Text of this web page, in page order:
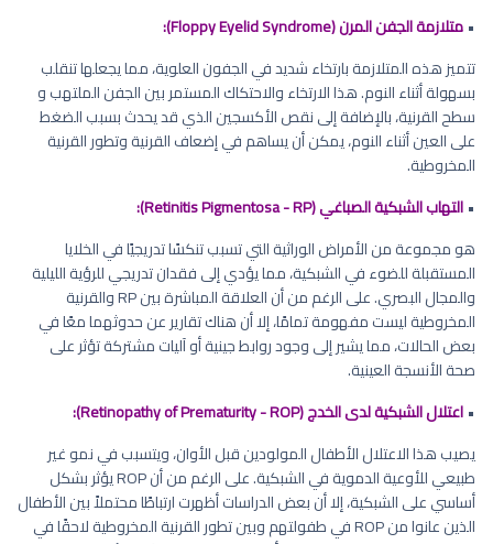
•متلازمة الجفن المرن (Floppy Eyelid Syndrome):
تتميز هذه المتلازمة بارتخاء شديد في الجفون العلوية، مما يجعلها تنقلب
بسهولة أثناء النوم. هذا الارتخاء والاحتكاك المستمر بين الجفن الملتهب و
سطح القرنية، بالإضافة إلى نقص الأكسجين الذي قد يحدث بسبب الضغط
على العين أثناء النوم، يمكن أن يساهم في إضعاف القرنية وتطور القرنية
المخروطية.
•التهاب الشبكية الصباغي (Retinitis Pigmentosa - RP):
هو مجموعة من الأمراض الوراثية التي تسبب تنكسًا تدريجيًا في الخلايا
المستقبلة للضوء في الشبكية، مما يؤدي إلى فقدان تدريجي للرؤية الليلية
والمجال البصري. على الرغم من أن العلاقة المباشرة بين RP والقرنية
المخروطية ليست مفهومة تمامًا، إلا أن هناك تقارير عن حدوثهما معًا في
بعض الحالات، مما يشير إلى وجود روابط جينية أو آليات مشتركة تؤثر على
صحة الأنسجة العينية.
•اعتلال الشبكية لدى الخدج (Retinopathy of Prematurity - ROP):
يصيب هذا الاعتلال الأطفال المولودين قبل الأوان، ويتسبب في نمو غير
طبيعي للأوعية الدموية في الشبكية. على الرغم من أن ROP يؤثر بشكل
أساسي على الشبكية، إلا أن بعض الدراسات أظهرت ارتباطًا محتملاً بين الأطفال
الذين عانوا من ROP في طفولتهم وبين تطور القرنية المخروطية لاحقًا في